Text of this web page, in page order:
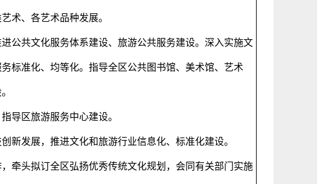
术、各艺术品种发展。
公共文化服务体系建设、旅游公共服务建设。深入实施文
标准化、均等化。指导全区公共图书馆、美术馆、艺术
导区旅游服务中心建设。
新发展，推进文化和旅游行业信息化、标准化建设。
牵头拟订全区弘扬优秀传统文化规划，会同有关部门实施